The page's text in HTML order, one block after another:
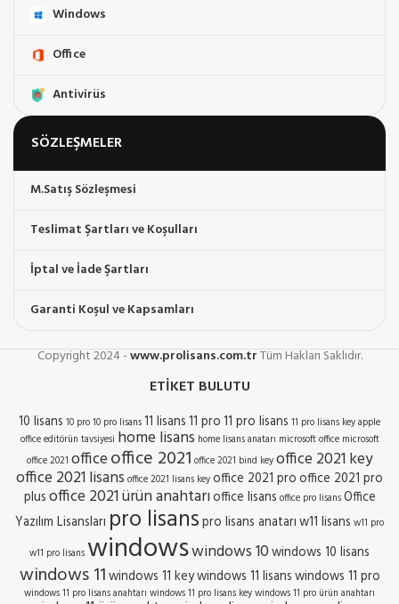
Windows
Office
Antivirüs
SÖZLEŞMELER
M.Satış Sözleşmesi
Teslimat Şartları ve Koşulları
İptal ve İade Şartları
Garanti Koşul ve Kapsamları
Copyright2024 -www.prolisans.com.trTüm Hakları Saklıdır.
ETIKET BULUTU
10 lisans 10 pro10 pro lisans11 lisans11 pro11 pro lisans 11 pro lisans keyapple
office editörün tavsiyesi home lisans home lisans anatarı microsoft office microsoft
office 2021 officeoffice 2021 office 2021 bind key office 2021 key
office 2021 lisans office 2021 lisans key office 2021 pro office 2021 pro
plusoffice 2021 ürün anahtarıoffice lisans office pro lisans Office
Yazılım Lisansları pro lisanspro lisans anatarıw11 lisans w11 pro
w11 pro lisans windowswindows 10windows 10 lisans
windows 11windows 11 keywindows 11 lisanswindows 11 pro
windows 11 pro lisans anahtarı windows 11 pro lisans keywindows 11 pro ürün anahtarı